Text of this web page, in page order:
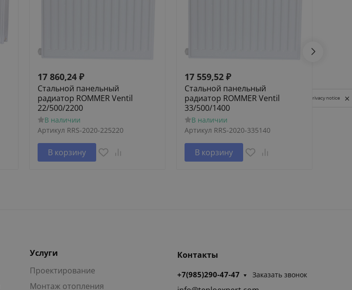
17 860,24 ₽
Стальной панельный
радиатор ROMMER Ventil
22/500/2200
В наличии
Артикул RRS-2020-225220
В корзину
17 559,52 ₽
Стальной панельный
радиатор ROMMER Ventil
33/500/1400
В наличии
Артикул RRS-2020-335140
В корзину
Услуги
Проектирование
Монтаж отопления
Контакты
+7(985)290-47-47 Заказать звонок
Privacy notice